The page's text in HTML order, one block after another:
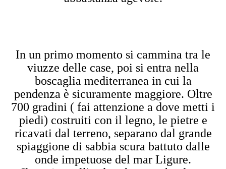
In un primo momento si cammina tra le
viuzze delle case, poi si entra nella
boscaglia mediterranea in cui la
pendenza è sicuramente maggiore. Oltre
700 gradini ( fai attenzione a dove metti i
piedi) costruiti con il legno, le pietre e
ricavati dal terreno, separano dal grande
spiaggione di sabbia scura battuto dalle
onde impetuose del mar Ligure.